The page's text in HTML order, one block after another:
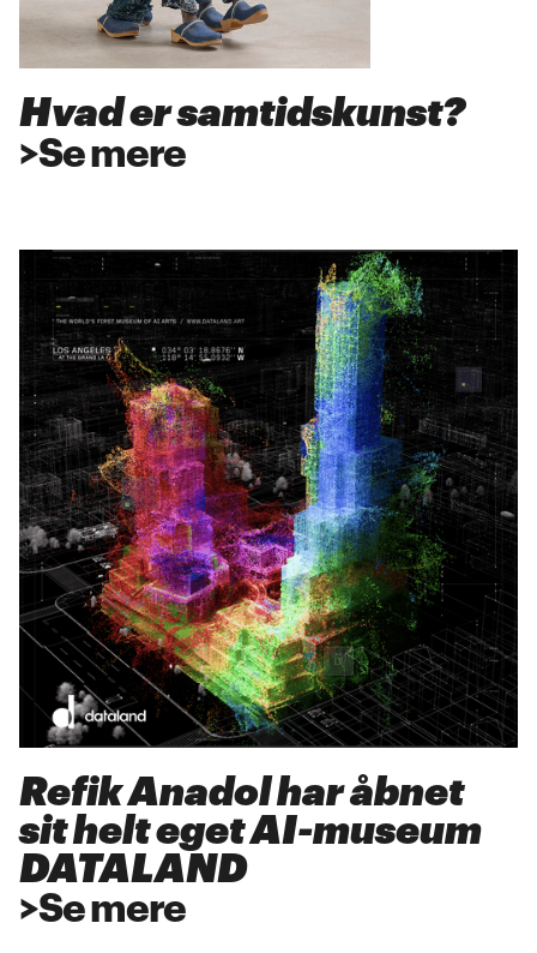
Hvad er samtidskunst?
>Se mere
Refik Anadol har åbnet
sit helt eget AI-museum
DATALAND
>Se mere